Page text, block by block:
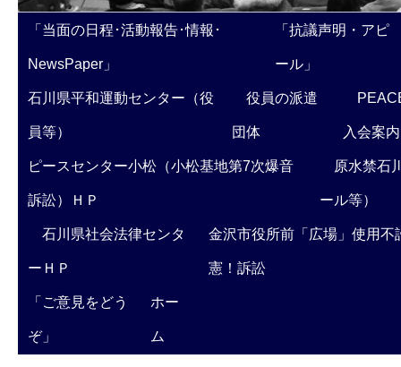
「当面の日程･活動報告･情報･
NewsPaper」
「抗議声明・アピ
ール」
石川県平和運動センター（役
員等）
役員の派遣
団体 入会案内
ピースセンター小松（小松基地第7次爆音
訴訟）ＨＰ
原水禁石
ール等）
石川県社会法律センタ
ーＨＰ
金沢市役所前「広場」使用不
憲！訴訟
「ご意見をどう
ぞ」
ホー
ム